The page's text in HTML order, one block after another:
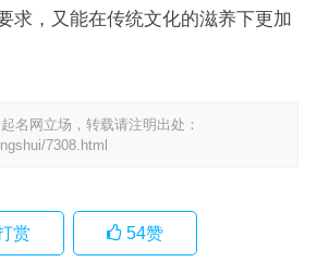
求，又能在传统文化的滋养下更加
名网立场，转载请注明出处：
7308.html
赏 54赞